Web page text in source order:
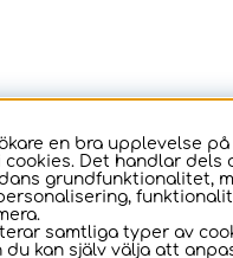
en bra upplevelse på
Det handlar dels
grundfunktionalitet,
samtliga typer av
kan själv välja att